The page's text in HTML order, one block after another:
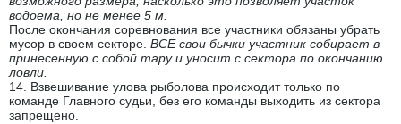
водоема, но не менее 5 м.
После окончания соревнования все участники обязаны убрать
мусор в своем секторе. ВСЕ свои бычки участник собирает в
принесенную с собой тару и уносит с сектора по окончанию
ловли.
14. Взвешивание улова рыболова происходит только по
команде Главного судьи, без его команды выходить из сектора
запрещено.